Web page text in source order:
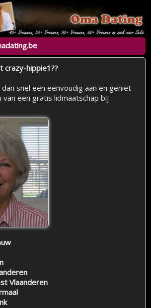
crazy-hippie1??
snel een eenvoudig aan en geniet
van een gratis lidmaatschap bij
Vlaanderen